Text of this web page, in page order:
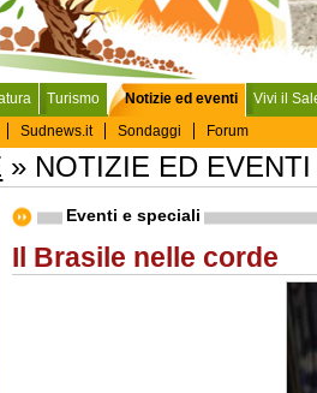
Turismo
Notizie ed eventi
Sudnews.it Sondaggi Forum
Vivi il
» NOTIZIE ED
Eventi e speciali
Il Brasile nelle corde